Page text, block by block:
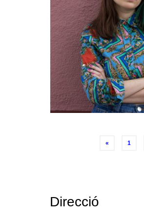
« 1
Direcció